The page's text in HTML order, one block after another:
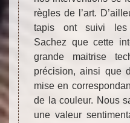
règles de l’art.
tapis ont suivi les
Sachez que cette
grande maitrise
précision, ainsi que
mise en
de la couleur. Nous
une valeur